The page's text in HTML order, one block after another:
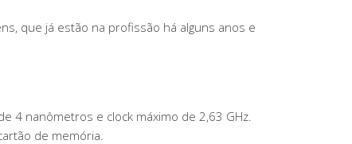
que já estão na profissão há alguns anos e
4 nanômetros e clock máximo de 2,63 GHz.
de memória.